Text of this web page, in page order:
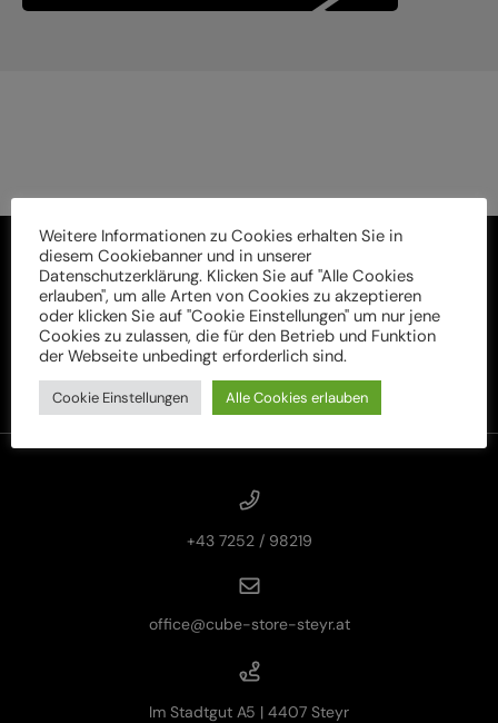
+43 7252 / 98219
office@cube-store-steyr.at
Im Stadtgut A5 | 4407 Steyr
Weitere Informationen zu Cookies erhalten Sie in
diesem Cookiebanner und in unserer
Datenschutzerklärung. Klicken Sie auf "Alle Cookies
erlauben", um alle Arten von Cookies zu akzeptieren
oder klicken Sie auf "Cookie Einstellungen" um nur jene
Cookies zu zulassen, die für den Betrieb und Funktion
der Webseite unbedingt erforderlich sind.
Cookie Einstellungen Alle Cookies erlauben